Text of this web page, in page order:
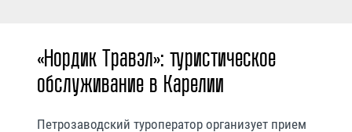
«Нордик Травэл»: туристическое
обслуживание в Карелии
Петрозаводский туроператор организует прием